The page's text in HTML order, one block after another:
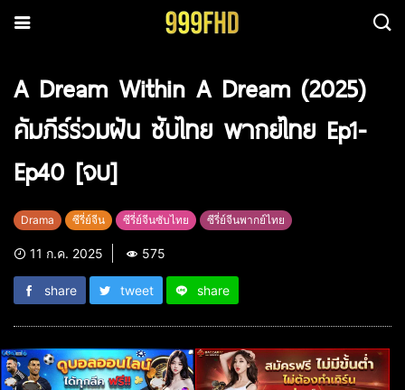
A Dream Within A Dream (2025)
คัมภีร์ร่วมฝัน ซับไทย พากย์ไทย Ep1-
Ep40 [จบ]
Drama ซีรี่ย์จีน ซีรี่ย์จีนซับไทย ซีรี่ย์จีนพากย์ไทย
11 ก.ค. 2025 575
share tweet share